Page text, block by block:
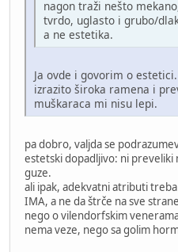
nagon traži nešto
tvrdo, uglasto i grubo/
a ne estetika.
Ja ovde i govorim o
izrazito široka ramena i
muškaraca mi nisu lepi.
pa dobro, valjda se
estetski dopadljivo: ni preveliki
guze.
ali ipak, adekvatni atributi
IMA, a ne da štrče na sve
nego o vilendorfskim
nema veze, nego sa golim